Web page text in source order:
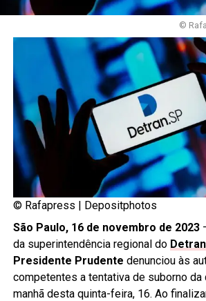
©
© Rafapress | Depositphotos
São Paulo, 16 de novembro de 2023
da superintendência regional do
Presidente Prudente denunciou às
competentes a tentativa de suborno da
manhã desta quinta-feira, 16. Ao